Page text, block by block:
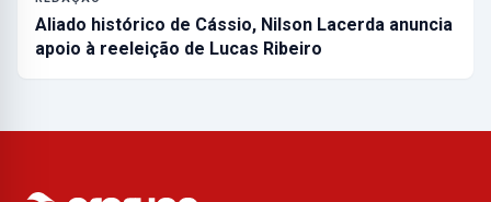
Aliado histórico de Cássio, Nilson Lacerda anuncia
apoio à reeleição de Lucas Ribeiro